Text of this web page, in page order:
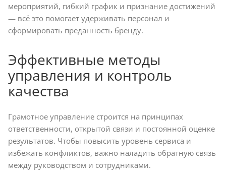
мероприятий, гибкий график и признание достижений
— всё это помогает удерживать персонал и
сформировать преданность бренду.
Эффективные методы
управления и контроль
качества
Грамотное управление строится на принципах
ответственности, открытой связи и постоянной оценке
результатов. Чтобы повысить уровень сервиса и
избежать конфликтов, важно наладить обратную связь
между руководством и сотрудниками.